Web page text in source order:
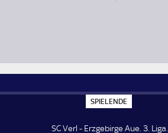
SPIELENDE
P
E
SC Verl - Erzgebirge Aue. 3. Liga.